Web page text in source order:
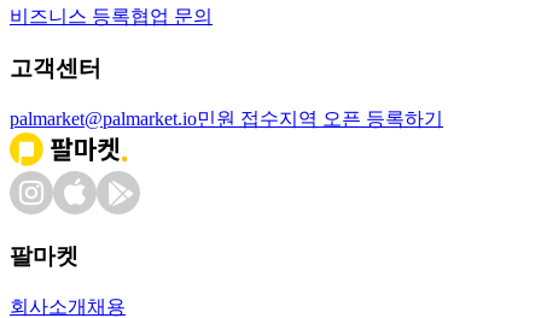
비즈니스 등록협업 문의
고객센터
palmarket@palmarket.io민원 접수지역 오픈 등록하기
팔마켓
회사소개 채용